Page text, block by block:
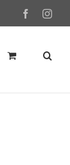
Facebook